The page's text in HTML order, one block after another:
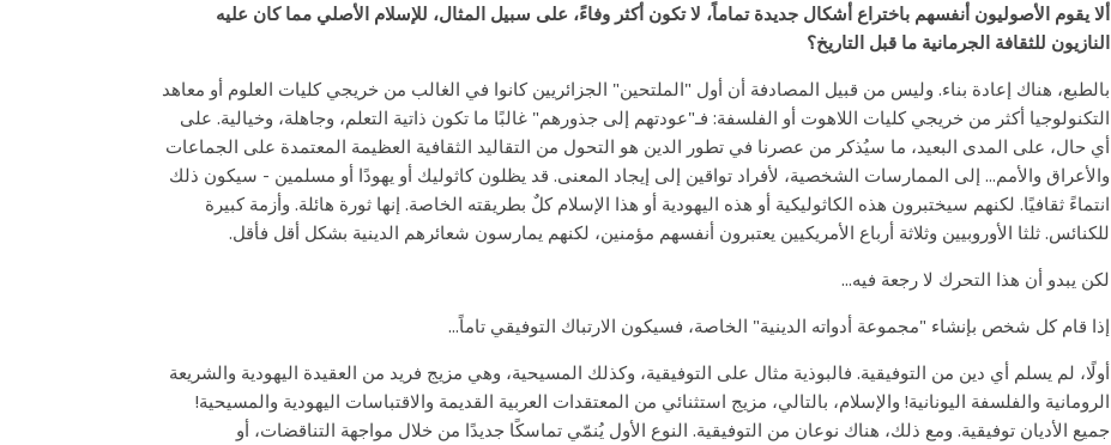
ألا يقوم الأصوليون أنفسهم باختراع أشكال جديدة تماماً، لا تكون أكثر وفاءً، على سبيل المثال، للإسلام الأصلي مما كان عليه
النازيون للثقافة الجرمانية ما قبل التاريخ؟
بالطبع، هناك إعادة بناء. وليس من قبيل المصادفة أن أول "الملتحين" الجزائريين كانوا في الغالب من خريجي كليات العلوم أو معاهد
التكنولوجيا أكثر من خريجي كليات اللاهوت أو الفلسفة: فـ"عودتهم إلى جذورهم" غالبًا ما تكون ذاتية التعلم، وجاهلة، وخيالية. على
أي حال، على المدى البعيد، ما سيُذكر من عصرنا في تطور الدين هو التحول من التقاليد الثقافية العظيمة المعتمدة على الجماعات
والأعراق والأمم... إلى الممارسات الشخصية، لأفراد تواقين إلى إيجاد المعنى. قد يظلون كاثوليك أو يهودًا أو مسلمين - سيكون ذلك
انتماءً ثقافيًا. لكنهم سيختبرون هذه الكاثوليكية أو هذه اليهودية أو هذا الإسلام كلٌ بطريقته الخاصة. إنها ثورة هائلة. وأزمة كبيرة
للكنائس. ثلثا الأوروبيين وثلاثة أرباع الأمريكيين يعتبرون أنفسهم مؤمنين، لكنهم يمارسون شعائرهم الدينية بشكل أقل فأقل.
لكن يبدو أن هذا التحرك لا رجعة فيه...
إذا قام كل شخص بإنشاء "مجموعة أدواته الدينية" الخاصة، فسيكون الارتباك التوفيقي تاماً...
أولًا، لم يسلم أي دين من التوفيقية. فالبوذية مثال على التوفيقية، وكذلك المسيحية، وهي مزيج فريد من العقيدة اليهودية والشريعة
الرومانية والفلسفة اليونانية! والإسلام، بالتالي، مزيج استثنائي من المعتقدات العربية القديمة والاقتباسات اليهودية والمسيحية!
جميع الأديان توفيقية. ومع ذلك، هناك نوعان من التوفيقية. النوع الأول يُنمّي تماسكًا جديدًا من خلال مواجهة التناقضات، أو